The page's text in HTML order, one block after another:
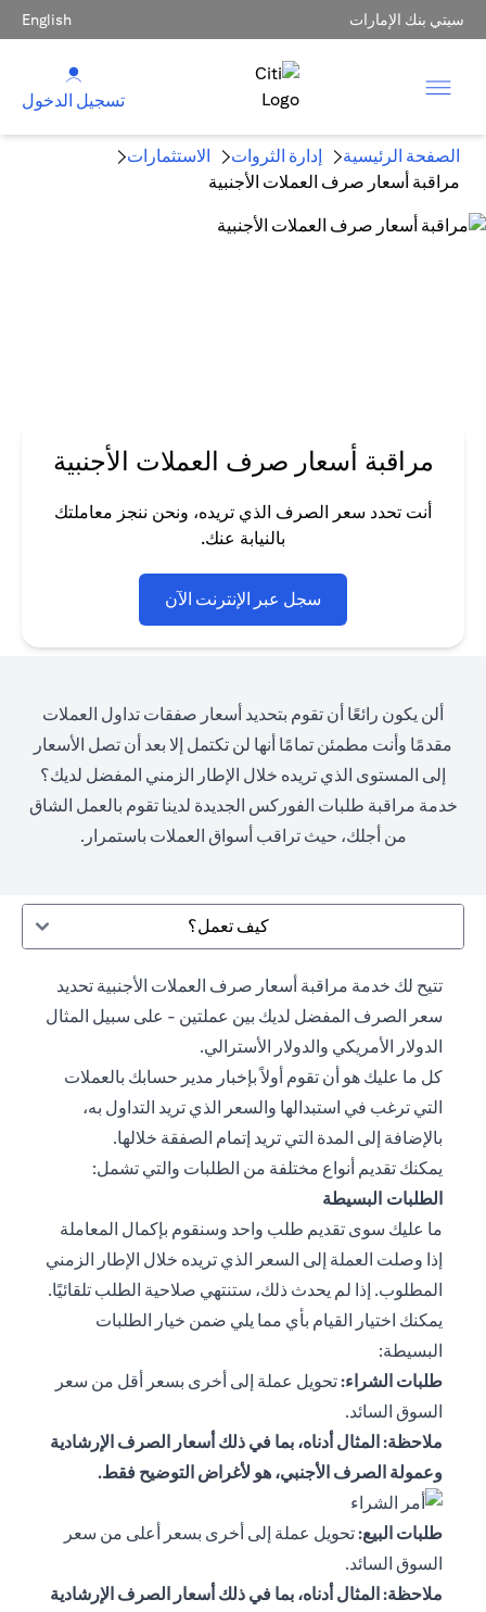
سيتي بنك الإمارات English
تسجيل الدخول
الصفحة الرئيسية إدارة الثروات
الاستثمارات
مراقبة أسعار صرف العملات الأجنبية
مراقبة أسعار صرف العملات الأجنبية
أنت تحدد سعر الصرف الذي تريده، ونحن ننجز معاملتك
بالنيابة عنك.
سجل عبر الإنترنت الآن
ألن يكون رائعًا أن تقوم بتحديد أسعار صفقات تداول العملات
مقدمًا وأنت مطمئن تمامًا أنها لن تكتمل إلا بعد أن تصل الأسعار
إلى المستوى الذي تريده خلال الإطار الزمني المفضل لديك؟
خدمة مراقبة طلبات الفوركس الجديدة لدينا تقوم بالعمل الشاق
من أجلك، حيث تراقب أسواق العملات باستمرار.
كيف تعمل؟
تتيح لك خدمة مراقبة أسعار صرف العملات الأجنبية تحديد
سعر الصرف المفضل لديك بين عملتين - على سبيل المثال
الدولار الأمريكي والدولار الأسترالي.
كل ما عليك هو أن تقوم أولاً بإخبار مدير حسابك بالعملات
التي ترغب في استبدالها والسعر الذي تريد التداول به،
بالإضافة إلى المدة التي تريد إتمام الصفقة خلالها.
يمكنك تقديم أنواع مختلفة من الطلبات والتي تشمل:
الطلبات البسيطة
ما عليك سوى تقديم طلب واحد وسنقوم بإكمال المعاملة
إذا وصلت العملة إلى السعر الذي تريده خلال الإطار الزمني
المطلوب. إذا لم يحدث ذلك، ستنتهي صلاحية الطلب تلقائيًا.
يمكنك اختيار القيام بأي مما يلي ضمن خيار الطلبات
البسيطة:
طلبات الشراء:تحويل عملة إلى أخرى بسعر أقل من سعر
السوق السائد.
ملاحظة: المثال أدناه، بما في ذلك أسعار الصرف الإرشادية
وعمولة الصرف الأجنبي، هو لأغراض التوضيح فقط.
طلبات البيع:تحويل عملة إلى أخرى بسعر أعلى من سعر
السوق السائد.
ملاحظة: المثال أدناه، بما في ذلك أسعار الصرف الإرشادية